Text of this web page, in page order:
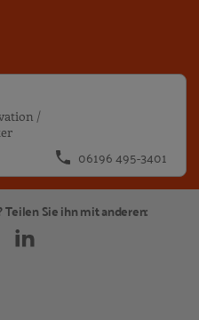
/
06196 495-3401
Sie ihn mit anderen: